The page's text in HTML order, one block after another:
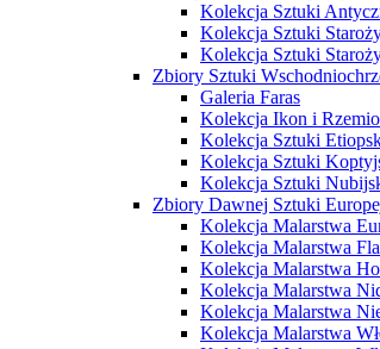
Kolekcja Sztuki
Kolekcja Sztuki
Kolekcja Sztuki
Zbiory Sztuki
Galeria Faras
Kolekcja Ikon i
Kolekcja Sztuki
Kolekcja Sztuki
Kolekcja Sztuki
Zbiory Dawnej Sztuki
Kolekcja Malarstwa
Kolekcja Malarstwa
Kolekcja Malarstwa
Kolekcja Malarstwa
Kolekcja Malarstwa
Kolekcja Malarstwa